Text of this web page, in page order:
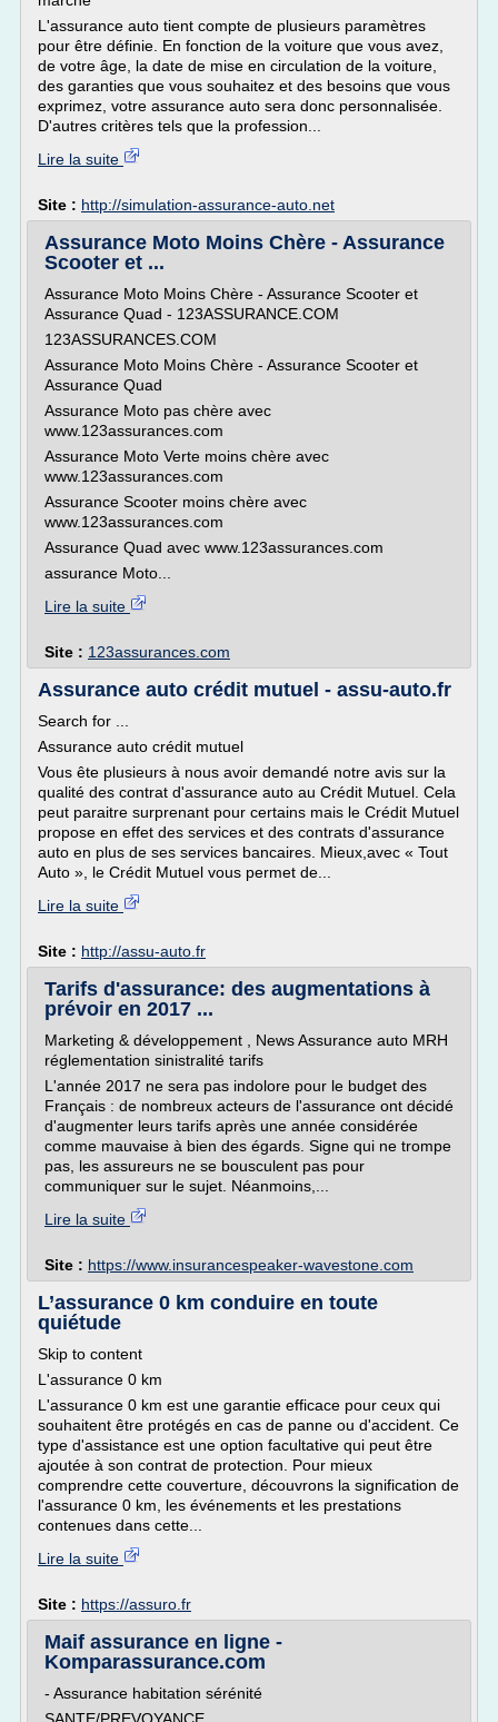
L'assurance auto tient compte de plusieurs paramètres
pour être définie. En fonction de la voiture que vous avez,
de votre âge, la date de mise en circulation de la voiture,
des garanties que vous souhaitez et des besoins que vous
exprimez, votre assurance auto sera donc personnalisée.
D'autres critères tels que la profession...
Lire la suite
Site : http://simulation-assurance-auto.net
Assurance Moto Moins Chère - Assurance
Scooter et ...
Assurance Moto Moins Chère - Assurance Scooter et
Assurance Quad - 123ASSURANCE.COM
123ASSURANCES.COM
Assurance Moto Moins Chère - Assurance Scooter et
Assurance Quad
Assurance Moto pas chère avec
www.123assurances.com
Assurance Moto Verte moins chère avec
www.123assurances.com
Assurance Scooter moins chère avec
www.123assurances.com
Assurance Quad avec www.123assurances.com
assurance Moto...
Lire la suite
Site : 123assurances.com
Assurance auto crédit mutuel - assu-auto.fr
Search for ...
Assurance auto crédit mutuel
Vous ête plusieurs à nous avoir demandé notre avis sur la
qualité des contrat d'assurance auto au Crédit Mutuel. Cela
peut paraitre surprenant pour certains mais le Crédit Mutuel
propose en effet des services et des contrats d'assurance
auto en plus de ses services bancaires. Mieux,avec « Tout
Auto », le Crédit Mutuel vous permet de...
Lire la suite
Site : http://assu-auto.fr
Tarifs d'assurance: des augmentations à
prévoir en 2017 ...
Marketing & développement , News Assurance auto MRH
réglementation sinistralité tarifs
L'année 2017 ne sera pas indolore pour le budget des
Français : de nombreux acteurs de l'assurance ont décidé
d'augmenter leurs tarifs après une année considérée
comme mauvaise à bien des égards. Signe qui ne trompe
pas, les assureurs ne se bousculent pas pour
communiquer sur le sujet. Néanmoins,...
Lire la suite
Site : https://www.insurancespeaker-wavestone.com
L’assurance 0 km conduire en toute
quiétude
Skip to content
L'assurance 0 km
L'assurance 0 km est une garantie efficace pour ceux qui
souhaitent être protégés en cas de panne ou d'accident. Ce
type d'assistance est une option facultative qui peut être
ajoutée à son contrat de protection. Pour mieux
comprendre cette couverture, découvrons la signification de
l'assurance 0 km, les événements et les prestations
contenues dans cette...
Lire la suite
Site : https://assuro.fr
Maif assurance en ligne -
Komparassurance.com
- Assurance habitation sérénité